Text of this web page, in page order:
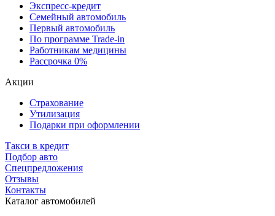
Экспресс-кредит
Семейный автомобиль
Первый автомобиль
По программе Trade-in
Работникам медицины
Рассрочка 0%
Акции
Страхование
Утилизация
Подарки при оформлении
Такси в кредит
Подбор авто
Спецпредложения
Отзывы
Контакты
Каталог автомобилей